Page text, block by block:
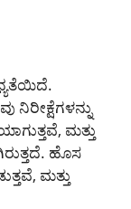
ನಿರೀಕ್ಷೆಗಳನ್ನು
ಮತ್ತು
ಹೊಸ
ಮತ್ತು